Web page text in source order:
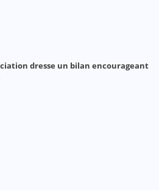
dresse un bilan encourageant